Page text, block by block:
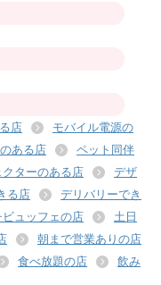
店
モバイル電源の
ある店
ペット同伴
ターのある店
デザ
る店
デリバリーでき
ビュッフェの店
土日
朝まで営業ありの店
食べ放題の店
飲み